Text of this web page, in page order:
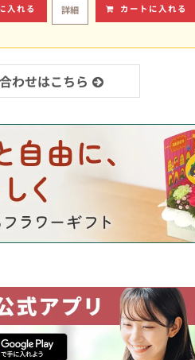
入れる 詳細 カートに入れる
わせはこちら